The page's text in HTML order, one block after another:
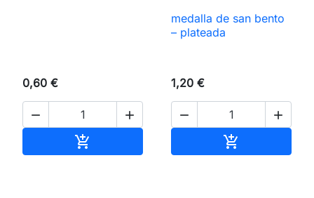
0,60 €
 

medalla de san bento
– plateada
1,20 €
 
